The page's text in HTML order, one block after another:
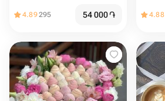
4.89295 54 000֏ 4.88